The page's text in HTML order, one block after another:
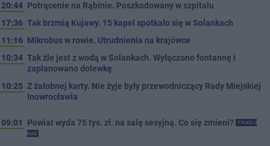
20:44 Potrącenie na Rąbinie. Poszkodowany w szpitalu
17:36 Tak brzmią Kujawy. 15 kapel spotkało się w Solankach
11:16 Mikrobus w rowie. Utrudnienia na krajówce
10:34 Tak źle jest z wodą w Solankach. Wyłączono fontannę i
zaplanowano dolewkę
10:25 Z żałobnej karty. Nie żyje były przewodniczący Rady Miejskiej
Inowrocławia
09:01 Powiat wyda 75 tys. zł. na salę sesyjną. Co się zmieni?
TYLKO U
NAS